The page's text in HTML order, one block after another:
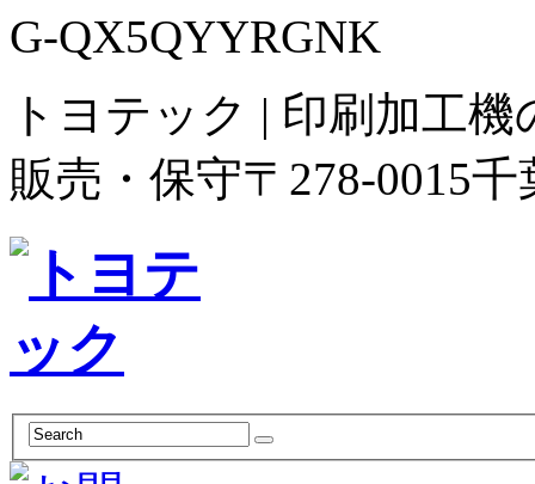
G-QX5QYYRGNK
トヨテック | 印刷加工
販売・保守〒278-0015